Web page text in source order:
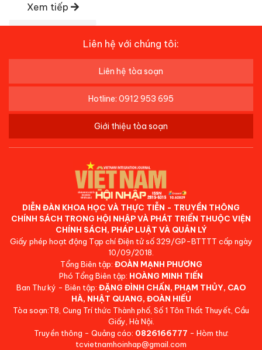
Xem tiếp
Liên hệ với chúng tôi:
Liên hệ tòa soạn
Hotline: 0912 953 695
Giới thiệu tòa soạn
DIỄN ĐÀN KHOA HỌC VÀ THỰC TIỄN - TRUYỀN THÔNG
CHÍNH SÁCH TRONG HỘI NHẬP VÀ PHÁT TRIỂN THUỘC VIỆN
CHÍNH SÁCH, PHÁP LUẬT VÀ QUẢN LÝ
Giấy phép hoạt động Tạp chí Điện tử số 329/GP-BTTTT cấp ngày
10/09/2018.
Tổng Biên tập: ĐOÀN MẠNH PHƯƠNG
Phó Tổng Biên tập: HOÀNG MINH TIẾN
Ban Thư ký - Biên tập: ĐẶNG ĐÌNH CHẤN, PHẠM THỦY, CAO
HÀ, NHẬT QUANG, ĐOÀN HIẾU
Tòa soạn:T8, Cung Trí thức Thành phố, Số 1 Tôn Thất Thuyết, Cầu
Giấy, Hà Nội.
Truyền thông - Quảng cáo: 0826166777 - Hòm thư:
tcvietnamhoinhap@gmail.com